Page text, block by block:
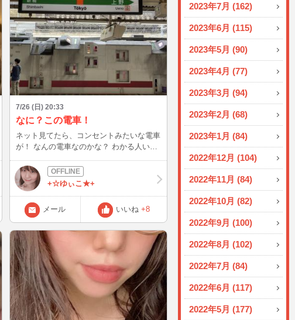
2023年7月 (162)
2023年6月 (115)
2023年5月 (90)
2023年4月 (77)
2023年3月 (94)
2023年2月 (68)
2023年1月 (84)
2022年12月 (104)
2022年11月 (84)
2022年10月 (82)
2022年9月 (100)
2022年8月 (102)
2022年7月 (84)
2022年6月 (117)
2022年5月 (177)
分かるかと思いますが前回のブログより、
制服を選びました😅 ちなみに昨年度はチ
ャイナドレスでした! そして1年の抱負
は… ⭐️資格取得! （やっぱり堅い…） ⭐️保
護猫活動始めたい🐈‍⬛ （私らしいと好
評でした笑） 気がつくと人数がどんどん
増えて、中には どちら様ですか?というお
方も居て、フードとドリンクが足りなくな
って私が買い出しに行くというハプニング
もありましたがワイワイ楽しい1日を過ご
しました🤭 良い1年になればいいなと思っ
ています😊 7月も残すところわずかです!
そして試験日も近づいてきています✏️ …
の前に1つ大事な行事があるのです😊 ○○○
を企画いたしました⭐️ いつも読んでいただ
きありがとうございます😊
7/26 (日) 20:33
なに？この電車！
ネット見てたら、コンセントみたいな電車
が！ なんの電車なのかな？ わかる人いま
+☆ゆぃこ★+
メール いいね +8